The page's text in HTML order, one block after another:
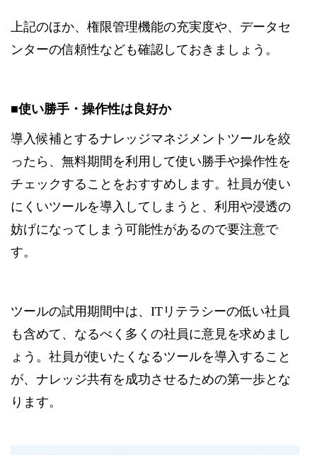
上記のほか、権限管理機能の充実度や、データセ
ンターの信頼性なども確認しておきましょう。
■使い勝手・操作性は良好か
導入候補とするナレッジマネジメントツールを絞
ったら、無料期間を利用して使い勝手や操作性を
チェックすることをおすすめします。社員が使い
にくいツールを導入してしまうと、利用や浸透の
妨げになってしまう可能性があるので要注意で
す。
ツールの試用期間中は、ITリテラシーの低い社員
も含めて、なるべく多くの社員に意見を求めまし
ょう。社員が使いたくなるツールを導入すること
が、ナレッジ共有を成功させるための第一歩とな
ります。